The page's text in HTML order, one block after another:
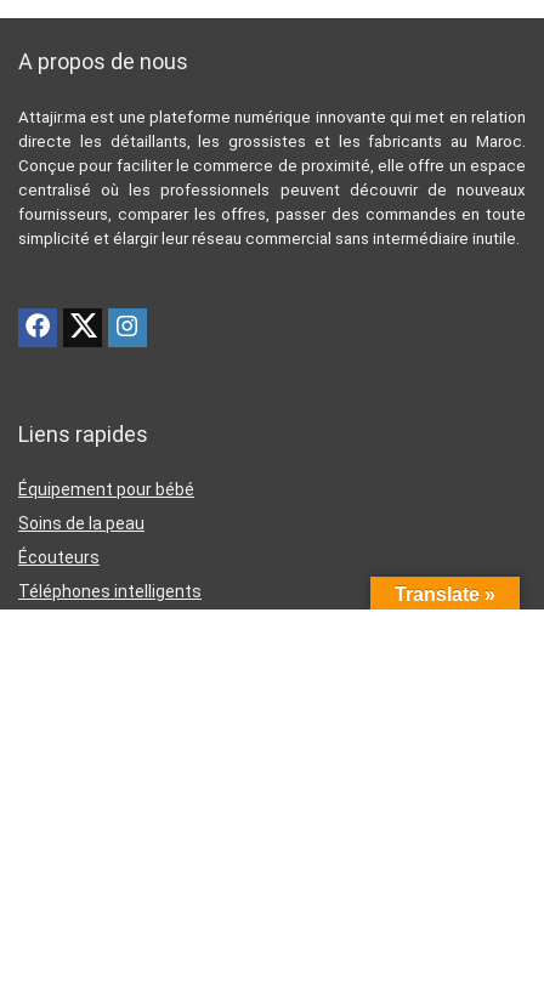
A propos de nous
Attajir.ma est une plateforme numérique innovante qui met en relation
directe les détaillants, les grossistes et les fabricants au Maroc.
Conçue pour faciliter le commerce de proximité, elle offre un espace
centralisé où les professionnels peuvent découvrir de nouveaux
fournisseurs, comparer les offres, passer des commandes en toute
simplicité et élargir leur réseau commercial sans intermédiaire inutile.
Liens rapides
Équipement pour bébé
Soins de la peau
Écouteurs
Téléphones intelligents
Translate »